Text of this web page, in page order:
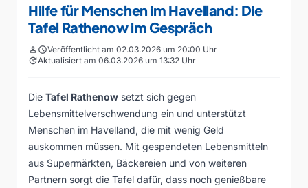
Hilfe für Menschen im Havelland: Die
Tafel Rathenow im Gespräch
personscheduleVeröffentlicht am 02.03.2026 um 20:00 Uhr
updateAktualisiert am 06.03.2026 um 13:32 Uhr
Die Tafel Rathenow setzt sich gegen
Lebensmittelverschwendung ein und unterstützt
Menschen im Havelland, die mit wenig Geld
auskommen müssen. Mit gespendeten Lebensmitteln
aus Supermärkten, Bäckereien und von weiteren
Partnern sorgt die Tafel dafür, dass noch genießbare